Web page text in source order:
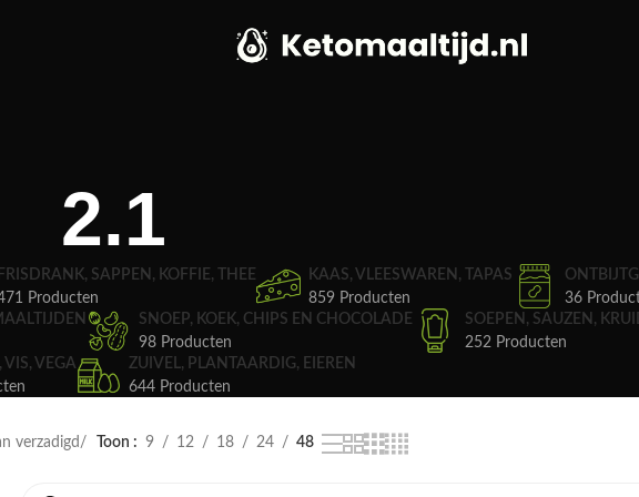
2.1
FRISDRANK, SAPPEN, KOFFIE, THEE
Producten
KAAS, VLEESWAREN, TAPAS
859 Producten
36
SNOEP, KOEK, CHIPS EN CHOCOLADE
98 Producten
SOEPEN, SAUZEN,
252 Producten
VIS, VEGA
ZUIVEL, PLANTAARDIG, EIEREN
644 Producten
verzadigd
Toon 9 12 18 24 48